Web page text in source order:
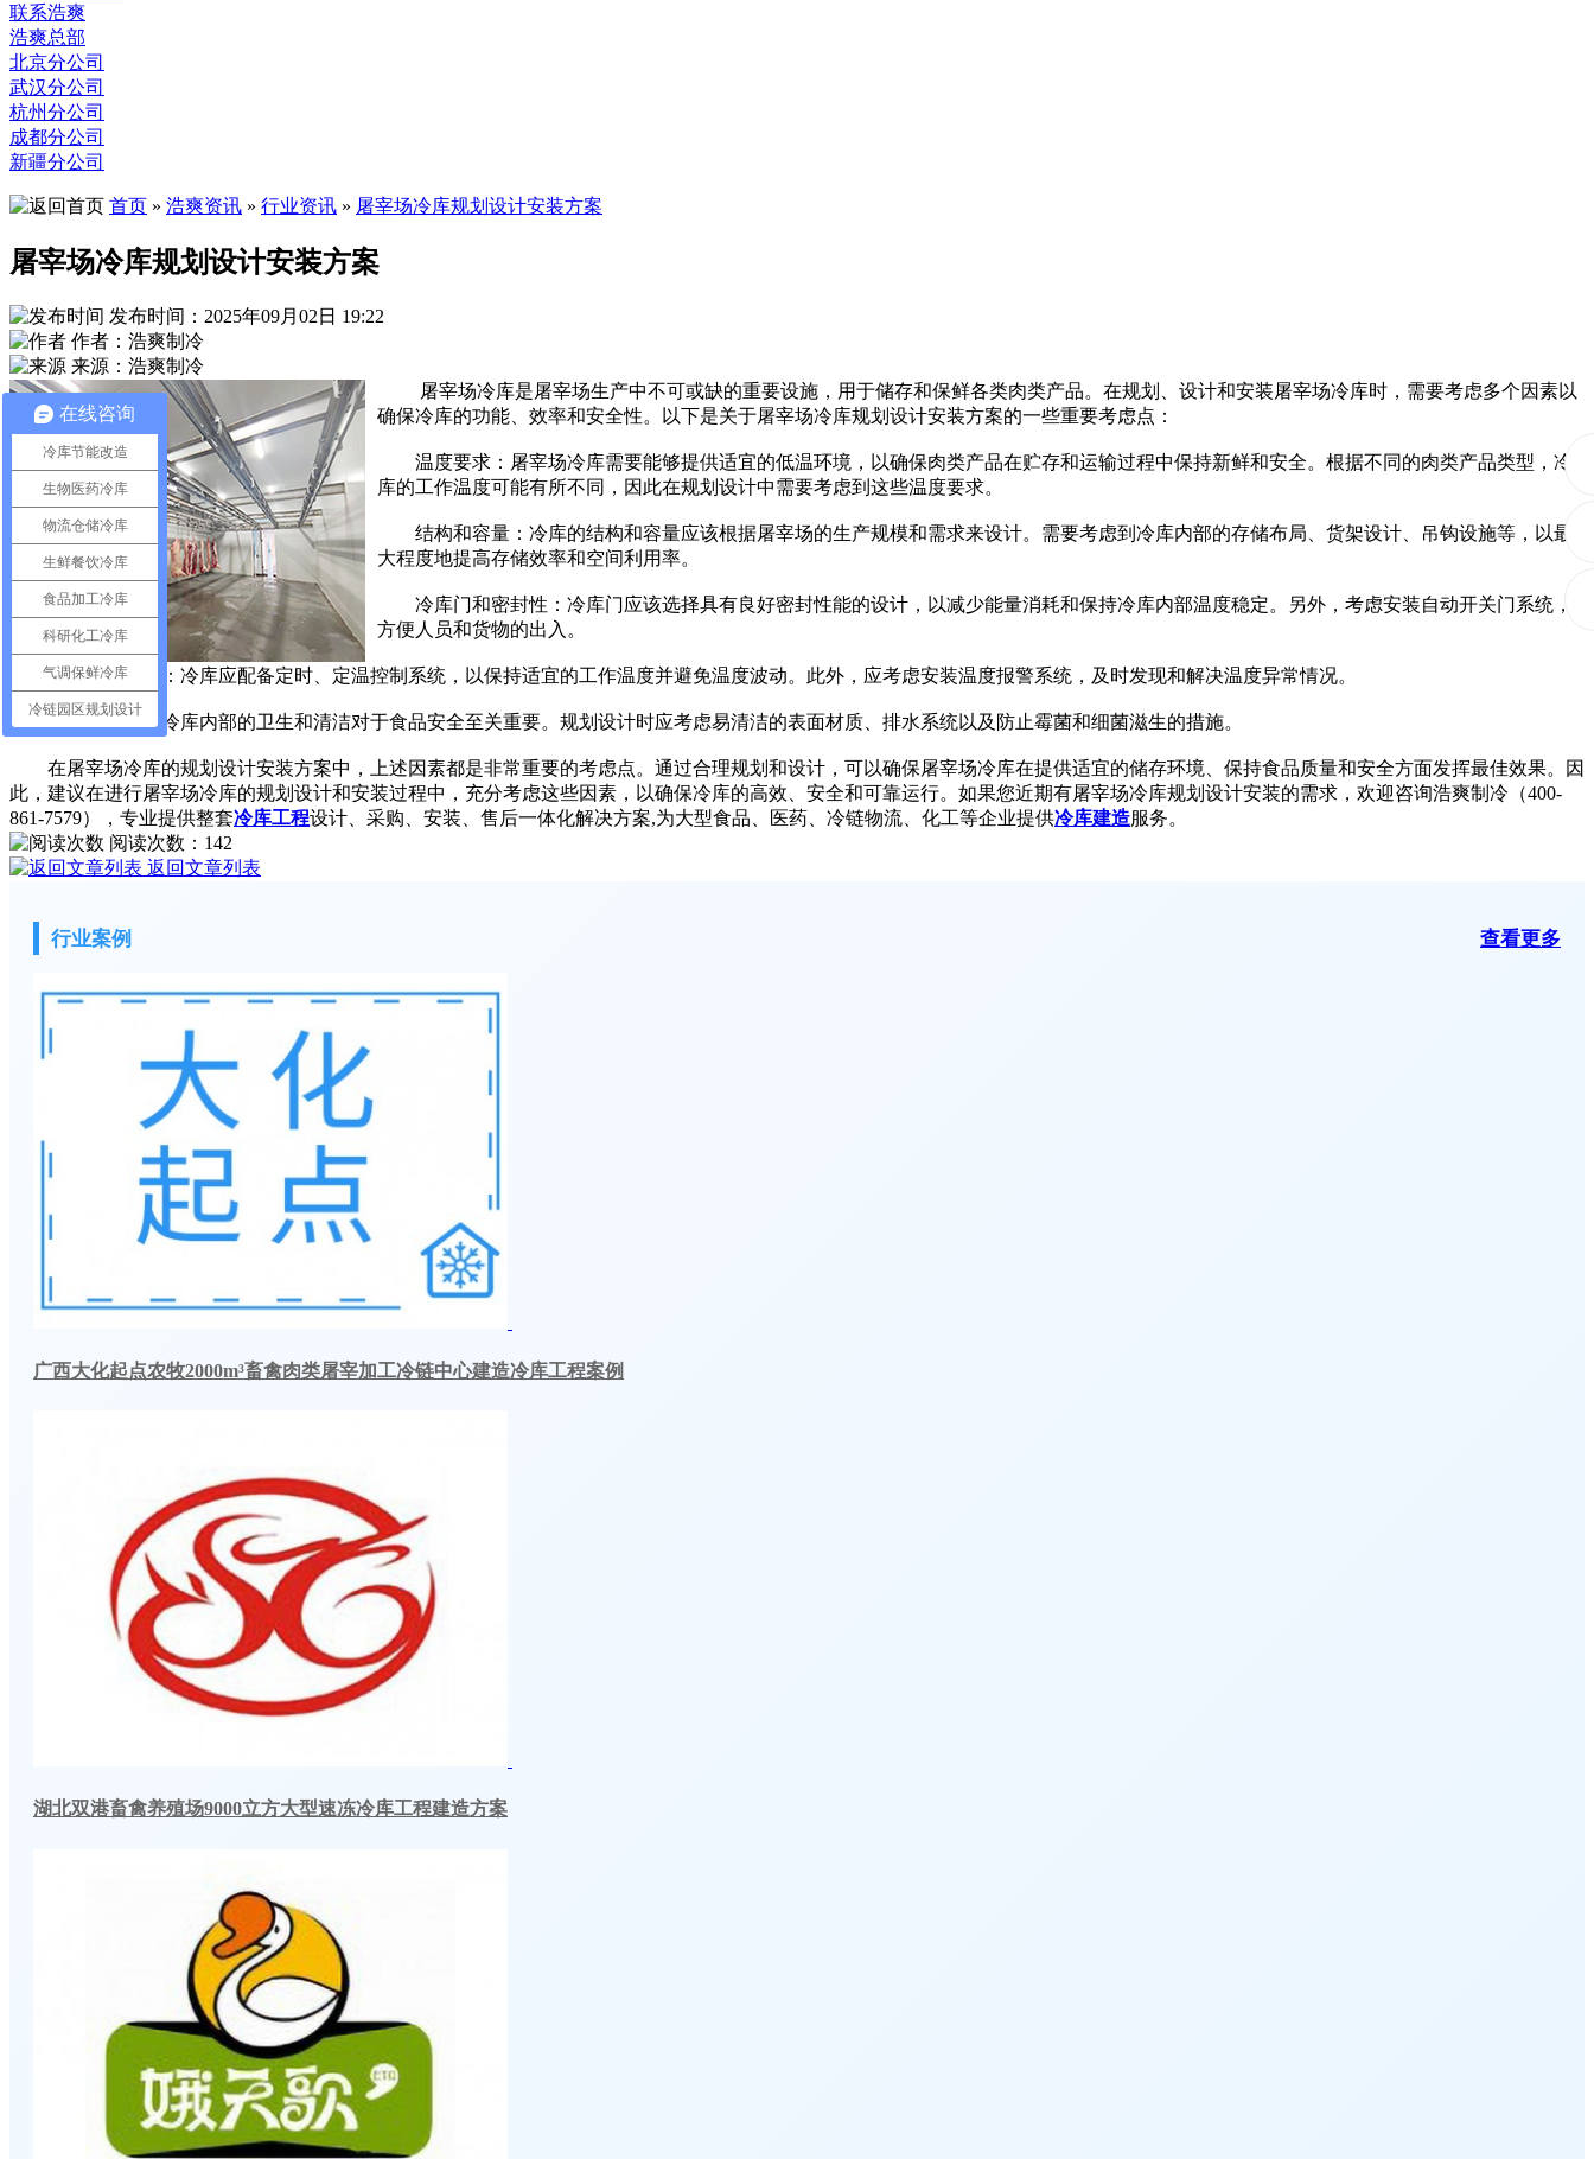
联系浩爽
浩爽总部
北京分公司
武汉分公司
杭州分公司
成都分公司
新疆分公司
首页 » 浩爽资讯 » 行业资讯 » 屠宰场冷库规划设计安装方案
屠宰场冷库规划设计安装方案
发布时间：2025年09月02日 19:22
作者：浩爽制冷
来源：浩爽制冷
屠宰场冷库是屠宰场生产中不可或缺的重要设施，用于储存和保鲜各类肉类产品。在规划、设计和安装屠宰场冷库时，需要考虑多个因素以
确保冷库的功能、效率和安全性。以下是关于屠宰场冷库规划设计安装方案的一些重要考虑点：
温度要求：屠宰场冷库需要能够提供适宜的低温环境，以确保肉类产品在贮存和运输过程中保持新鲜和安全。根据不同的肉类产品类型，冷
库的工作温度可能有所不同，因此在规划设计中需要考虑到这些温度要求。
结构和容量：冷库的结构和容量应该根据屠宰场的生产规模和需求来设计。需要考虑到冷库内部的存储布局、货架设计、吊钩设施等，以最
大程度地提高存储效率和空间利用率。
冷库门和密封性：冷库门应该选择具有良好密封性能的设计，以减少能量消耗和保持冷库内部温度稳定。另外，考虑安装自动开关门系统，
方便人员和货物的出入。
温度控制系统：冷库应配备定时、定温控制系统，以保持适宜的工作温度并避免温度波动。此外，应考虑安装温度报警系统，及时发现和解决温度异常情况。
卫生和清洁：冷库内部的卫生和清洁对于食品安全至关重要。规划设计时应考虑易清洁的表面材质、排水系统以及防止霉菌和细菌滋生的措施。
在屠宰场冷库的规划设计安装方案中，上述因素都是非常重要的考虑点。通过合理规划和设计，可以确保屠宰场冷库在提供适宜的储存环境、保持食品质量和安全方面发挥最佳效果。因
此，建议在进行屠宰场冷库的规划设计和安装过程中，充分考虑这些因素，以确保冷库的高效、安全和可靠运行。如果您近期有屠宰场冷库规划设计安装的需求，欢迎咨询浩爽制冷（400-
861-7579），专业提供整套冷库工程设计、采购、安装、售后一体化解决方案,为大型食品、医药、冷链物流、化工等企业提供冷库建造服务。
阅读次数： 142
返回文章列表
行业案例 查看更多
广西大化起点农牧2000m³畜禽肉类屠宰加工冷链中心建造冷库工程案例
湖北双港畜禽养殖场9000立方大型速冻冷库工程建造方案
在线咨询
冷库节能改造
生物医药冷库
物流仓储冷库
生鲜餐饮冷库
食品加工冷库
科研化工冷库
气调保鲜冷库
冷链园区规划设计